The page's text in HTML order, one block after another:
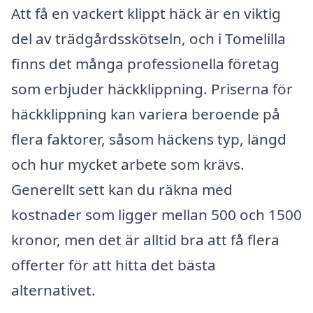
Att få en vackert klippt häck är en viktig
del av trädgårdsskötseln, och i Tomelilla
finns det många professionella företag
som erbjuder häckklippning. Priserna för
häckklippning kan variera beroende på
flera faktorer, såsom häckens typ, längd
och hur mycket arbete som krävs.
Generellt sett kan du räkna med
kostnader som ligger mellan 500 och 1500
kronor, men det är alltid bra att få flera
offerter för att hitta det bästa
alternativet.